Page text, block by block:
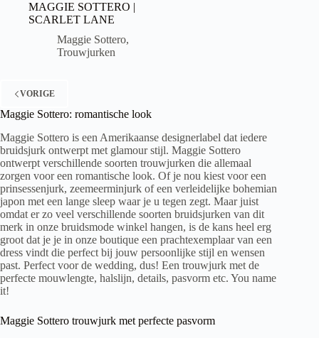
MAGGIE SOTTERO |
SCARLET LANE
Maggie Sottero,
Trouwjurken
VORIGE
Maggie Sottero: romantische look
Maggie Sottero is een Amerikaanse designerlabel dat iedere
bruidsjurk ontwerpt met glamour stijl. Maggie Sottero
ontwerpt verschillende soorten trouwjurken die allemaal
zorgen voor een romantische look. Of je nou kiest voor een
prinsessenjurk, zeemeerminjurk of een verleidelijke bohemian
japon met een lange sleep waar je u tegen zegt. Maar juist
omdat er zo veel verschillende soorten bruidsjurken van dit
merk in onze bruidsmode winkel hangen, is de kans heel erg
groot dat je je in onze boutique een prachtexemplaar van een
dress vindt die perfect bij jouw persoonlijke stijl en wensen
past. Perfect voor de wedding, dus! Een trouwjurk met de
perfecte mouwlengte, halslijn, details, pasvorm etc. You name
it!
Maggie Sottero trouwjurk met perfecte pasvorm